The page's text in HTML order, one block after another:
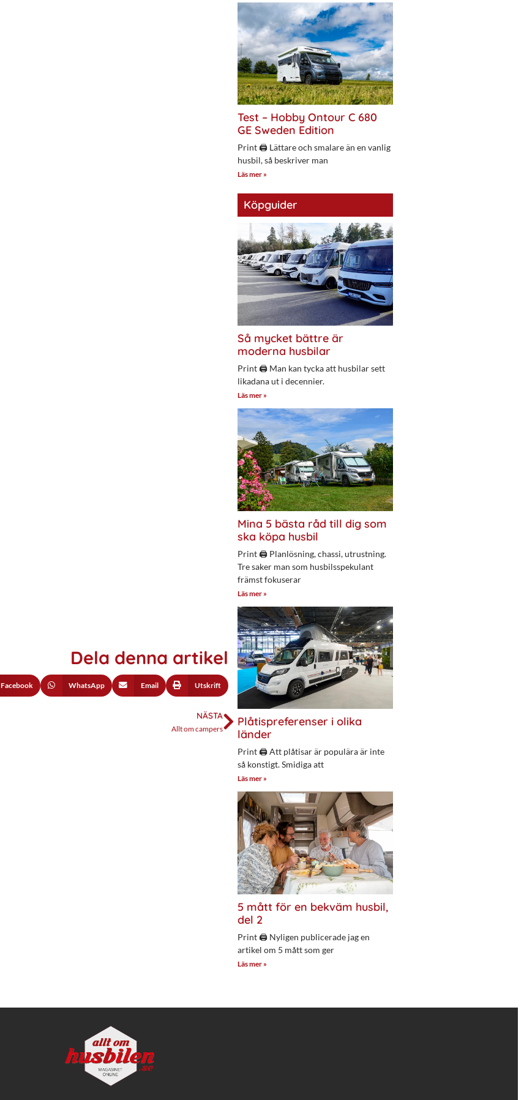
Dela denna artikel
Facebook WhatsApp Email Utskrift
NÄSTA
Allt om campers
Test – Hobby Ontour C 680
GE Sweden Edition
Print 🖨 Lättare och smalare än en vanlig
husbil, så beskriver man
Läs mer »
Köpguider
Så mycket bättre är
moderna husbilar
Print 🖨 Man kan tycka att husbilar sett
likadana ut i decennier.
Läs mer »
Mina 5 bästa råd till dig som
ska köpa husbil
Print 🖨 Planlösning, chassi, utrustning.
Tre saker man som husbilsspekulant
främst fokuserar
Läs mer »
Plåtispreferenser i olika
länder
Print 🖨 Att plåtisar är populära är inte
så konstigt. Smidiga att
Läs mer »
5 mått för en bekväm husbil,
del 2
Print 🖨 Nyligen publicerade jag en
artikel om 5 mått som ger
Läs mer »